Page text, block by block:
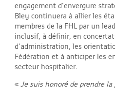
engagement d’envergure
Bley continuera à allier les
membres de la FHL par un
inclusif, à définir, en
d’administration, les
Fédération et à anticiper les
secteur hospitalier.
« Je suis honoré de prendre la